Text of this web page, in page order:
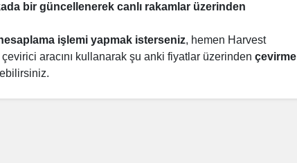
bir güncellenerek canlı rakamlar üzerinden
işlemi yapmak isterseniz, hemen Harvest
aracını kullanarak şu anki fiyatlar üzerinden çevirme